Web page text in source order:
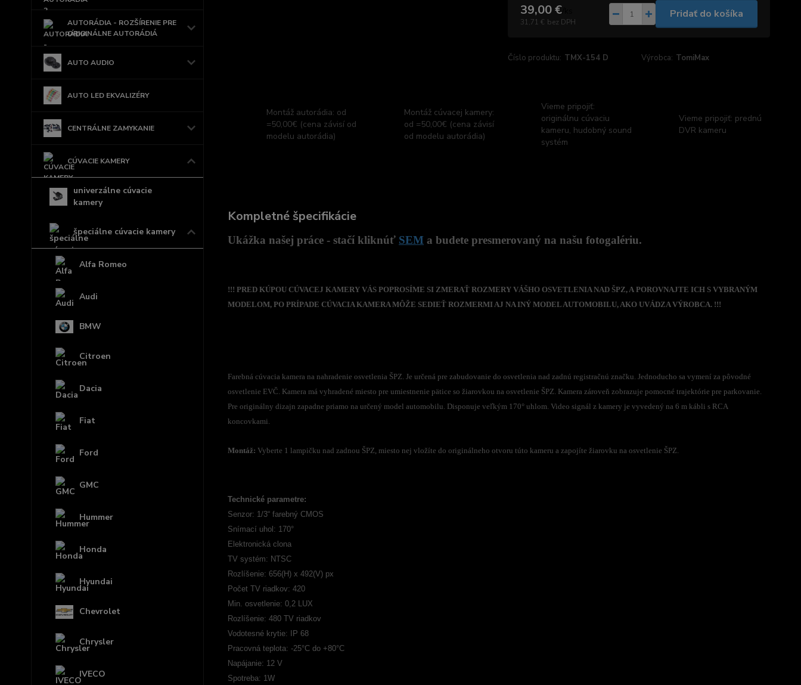
AUTORÁDIA - ROZŠÍRENIE PRE
ORIGINÁLNE AUTORÁDIÁ
AUTO AUDIO
AUTO LED EKVALIZÉRY
CENTRÁLNE ZAMYKANIE
CÚVACIE KAMERY
univerzálne cúvacie
kamery
špeciálne cúvacie kamery
Alfa Romeo
Audi
BMW
Citroen
Dacia
Fiat
Ford
GMC
Hummer
Honda
Hyundai
Chevrolet
Chrysler
IVECO
39,00 €/
31,71 € bez DPH
Pridať do košíka
Číslo produktu: TMX-154 D Výrobca: TomiMax
Montáž autorádia: od
=50,00€ (cena závisí od
modelu autorádia)
Montáž cúvacej kamery:
od =50,00€ (cena závisí
od modelu autorádia)
Vieme pripojiť:
originálnu cúvaciu
kameru, hudobný sound
systém
Vieme pripojiť: prednú
DVR kameru
Kompletné špecifikácie
Ukážka našej práce - stačí kliknúť SEMa budete presmerovaný na našu fotogalériu.
!!! PRED KÚPOU CÚVACEJ KAMERY VÁS POPROSÍME SI ZMERAŤ ROZMERY VÁŠHO OSVETLENIA NAD ŠPZ, A POROVNAJTE ICH S VYBRANÝM
MODELOM, PO PRÍPADE CÚVACIA KAMERA MÔŽE SEDIEŤ ROZMERMI AJ NA INÝ MODEL AUTOMOBILU, AKO UVÁDZA VÝROBCA. !!!
Farebná cúvacia kamera na nahradenie osvetlenia ŠPZ. Je určená pre zabudovanie do osvetlenia nad zadnú registračnú značku. Jednoducho sa vymení za pôvodné
osvetlenie EVČ. Kamera má vyhradené miesto pre umiestnenie pätice so žiarovkou na osvetlenie ŠPZ. Kamera zároveň zobrazuje pomocné trajektórie pre parkovanie.
Pre originálny dizajn zapadne priamo na určený model automobilu. Disponuje veľkým 170° uhlom. Video signál z kamery je vyvedený na 6 m kábli s RCA
koncovkami.
Montáž: Vyberte 1 lampičku nad zadnou ŠPZ, miesto nej vložíte do originálneho otvoru túto kameru a zapojíte žiarovku na osvetlenie ŠPZ.
Technické parametre:
Senzor: 1/3“ farebný CMOS
Snímací uhol: 170°
Elektronická clona
TV systém: NTSC
Rozlíšenie: 656(H) x 492(V) px
Počet TV riadkov: 420
Min. osvetlenie: 0,2 LUX
Rozlíšenie: 480 TV riadkov
Vodotesné krytie: IP 68
Pracovná teplota: -25°C do +80°C
Napájanie: 12 V
Spotreba: 1W